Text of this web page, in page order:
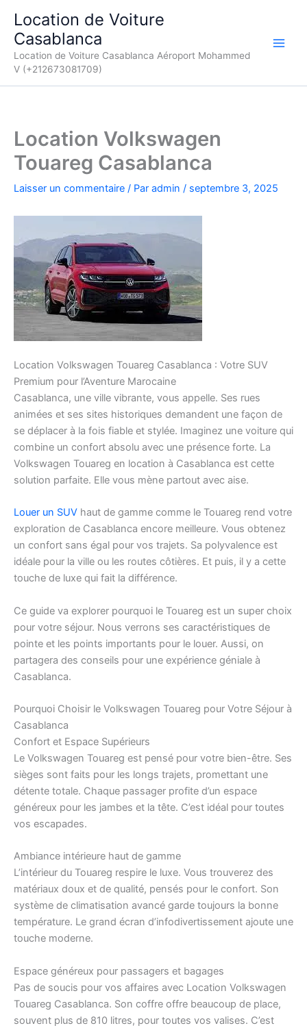
contenu
Location de Voiture
Casablanca
Location de Voiture Casablanca Aéroport Mohammed
V (+212673081709)
Location Volkswagen
Touareg Casablanca
Laisser un commentaire / Par admin / septembre 3, 2025
Location Volkswagen Touareg Casablanca : Votre SUV
Premium pour l’Aventure Marocaine
Casablanca, une ville vibrante, vous appelle. Ses rues
animées et ses sites historiques demandent une façon de
se déplacer à la fois fiable et stylée. Imaginez une voiture qui
combine un confort absolu avec une présence forte. La
Volkswagen Touareg en location à Casablanca est cette
solution parfaite. Elle vous mène partout avec aise.
Louer un SUV haut de gamme comme le Touareg rend votre
exploration de Casablanca encore meilleure. Vous obtenez
un confort sans égal pour vos trajets. Sa polyvalence est
idéale pour la ville ou les routes côtières. Et puis, il y a cette
touche de luxe qui fait la différence.
Ce guide va explorer pourquoi le Touareg est un super choix
pour votre séjour. Nous verrons ses caractéristiques de
pointe et les points importants pour le louer. Aussi, on
partagera des conseils pour une expérience géniale à
Casablanca.
Pourquoi Choisir le Volkswagen Touareg pour Votre Séjour à
Casablanca
Confort et Espace Supérieurs
Le Volkswagen Touareg est pensé pour votre bien-être. Ses
sièges sont faits pour les longs trajets, promettant une
détente totale. Chaque passager profite d’un espace
généreux pour les jambes et la tête. C’est idéal pour toutes
vos escapades.
Ambiance intérieure haut de gamme
L’intérieur du Touareg respire le luxe. Vous trouverez des
matériaux doux et de qualité, pensés pour le confort. Son
système de climatisation avancé garde toujours la bonne
température. Le grand écran d’infodivertissement ajoute une
touche moderne.
Espace généreux pour passagers et bagages
Pas de soucis pour vos affaires avec Location Volkswagen
Touareg Casablanca. Son coffre offre beaucoup de place,
souvent plus de 810 litres, pour toutes vos valises. C’est